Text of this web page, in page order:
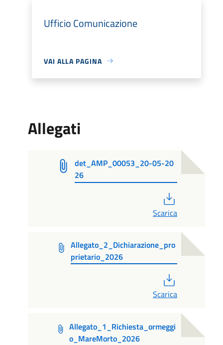
Ufficio Comunicazione
VAI ALLA PAGINA
Allegati
det_AMP_00053_20-05-20
26
Scarica
Allegato_2_Dichiarazione_pro
prietario_2026
Scarica
Allegato_1_Richiesta_ormeggi
o_MareMorto_2026